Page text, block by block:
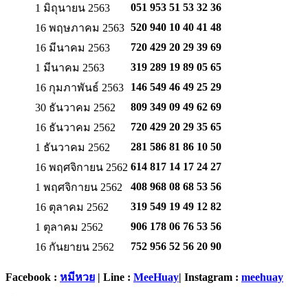
1 มิถุนายน 2563
051 953 51 53 32 36
16 พฤษภาคม 2563 520 940 10 40 41 48
16 มีนาคม 2563
720 429 20 29 39 69
1 มีนาคม 2563
319 289 19 89 05 65
16 กุมภาพันธ์ 2563
146 549 46 49 25 29
30 ธันวาคม 2562
809 349 09 49 62 69
16 ธันวาคม 2562
720 429 20 29 35 65
1 ธันวาคม 2562
281 586 81 86 10 50
16 พฤศจิกายน 2562 614 817 14 17 24 27
1 พฤศจิกายน 2562
408 968 08 68 53 56
16 ตุลาคม 2562
319 549 19 49 12 82
1 ตุลาคม 2562
906 178 06 76 53 56
16 กันยายน 2562
752 956 52 56 20 90
Facebook : หมีหวย | Line : MeeHuay| Instagram : meehuay